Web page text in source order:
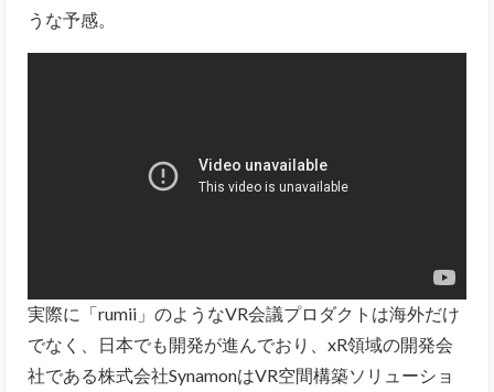
うな予感。
実際に「rumii」のようなVR会議プロダクトは海外だけ
でなく、日本でも開発が進んでおり、xR領域の開発会
社である株式会社SynamonはVR空間構築ソリューショ